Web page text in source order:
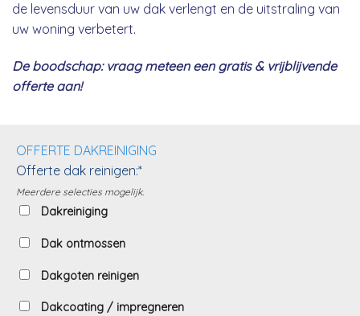
de levensduur van uw dak verlengt en de uitstraling van
uw woning verbetert.
De boodschap: vraag meteen een gratis & vrijblijvende
offerte aan!
OFFERTE DAKREINIGING
Offerte dak reinigen:*
Meerdere selecties mogelijk.
Dakreiniging
Dak ontmossen
Dakgoten reinigen
Dakcoating / impregneren